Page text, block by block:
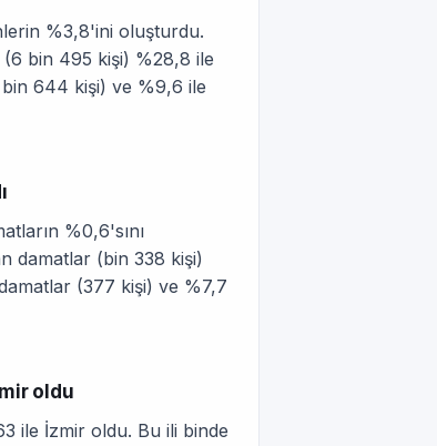
%3,8'ini oluşturdu.
bin 495 kişi) %28,8 ile
bin 644 kişi) ve %9,6 ile
%0,6'sını
damatlar (bin 338 kişi)
(377 kişi) ve %7,7
oldu
ile İzmir oldu. Bu ili binde